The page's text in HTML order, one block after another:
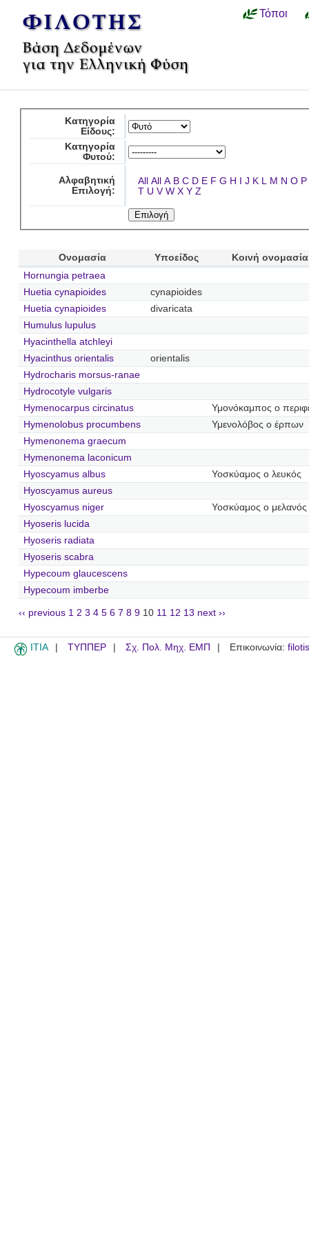
Τόποι
Κατηγορία
Είδους:
Κατηγορία
Φυτού:
Αλφαβητική
Επιλογή:
All All A B C D E F G H I J K L M N O P
T U V W X Y Z
Ονομασία Υποείδος
Κοινή ονομασία
Hornungia petraea
Huetia cynapioides
cynapioides
Huetia cynapioides
divaricata
Humulus lupulus
Hyacinthella atchleyi
Hyacinthus orientalis
orientalis
Hydrocharis morsus-ranae
Hydrocotyle vulgaris
Hymenocarpus circinatus
Υμονόκαμπος ο
Hymenolobus procumbens
Υμενολόβος ο έρπων
Hymenonema graecum
Hymenonema laconicum
Hyoscyamus albus
Υοσκύαμος ο λευκός
Hyoscyamus aureus
Hyoscyamus niger
Υοσκύαμος ο μελανός
Hyoseris lucida
Hyoseris radiata
Hyoseris scabra
Hypecoum glaucescens
Hypecoum imberbe
‹‹ previous 1 2 3 4 5 6 7 8 9 10 11 12 13 next ››
ITIA ΤΥΠΠΕΡ Σχ. Πολ. Μηχ. ΕΜΠ Επικοινωνία: